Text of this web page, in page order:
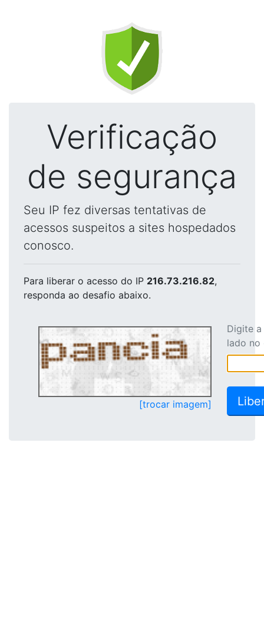
Verificação
de segurança
Seu IP fez diversas tentativas de
acessos suspeitos a sites hospedados
conosco.
Para liberar o acesso do IP 216.73.216.82,
responda ao desafio abaixo.
[trocar imagem]
Digite
lado no